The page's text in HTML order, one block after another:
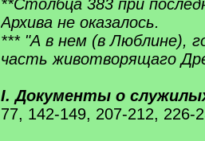
**Столбца 383 при
Архива не оказалось.
*** "А в нем (в Люблине),
часть животворящаго
I. Документы о
77, 142-149, 207-212, 226-